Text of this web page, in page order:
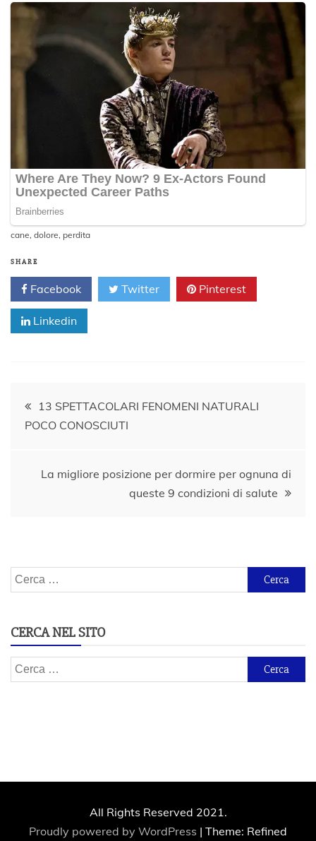
cane, dolore, perdita
SHARE
Facebook Twitter Pinterest
Linkedin
Navigazione
articoli
13 SPETTACOLARI FENOMENI NATURALI
POCO CONOSCIUTI
La migliore posizione per dormire per ognuna di
queste 9 condizioni di salute
Ricerca
per:
CERCA NEL SITO
Ricerca
per:
All Rights Reserved 2021.
Proudly powered by WordPress | Theme: Refined